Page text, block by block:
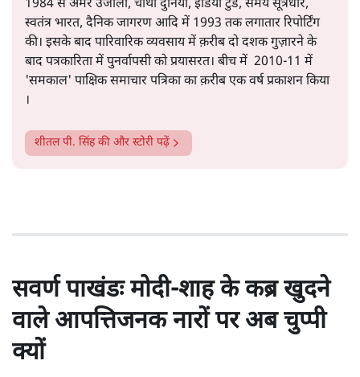
सत्य हिन्दी ऐपडाउनलोडकरें
शीतल पी. सिंह
की। इसके बाद पारिवारिक व्यवसाय में क़रीब दो दशक गुज़ारने के
'समकाल' पाक्षिक समाचार पत्रिका का क़रीब एक वर्ष प्रकाशन किया
।
शीतल पी. सिंहकी और स्टोरी पढ़ें